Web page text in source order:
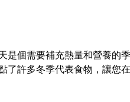
是個需要補充熱量和營養的
了許多冬季代表食物，讓您